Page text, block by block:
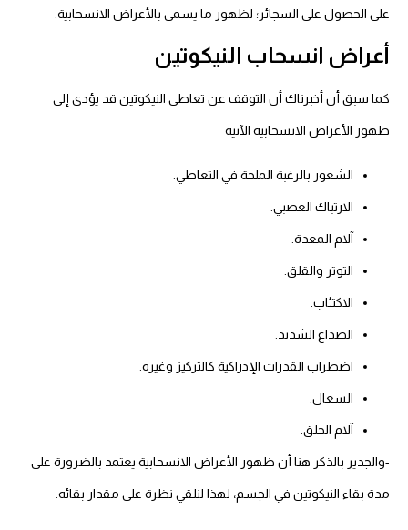
على الحصول على السجائر؛ لظهور ما يسمى بالأعراض الانسحابية.
أعراض انسحاب النيكوتين
كما سبق أن أخبرناك أن التوقف عن تعاطي النيكوتين قد يؤدي إلى
ظهور الأعراض الانسحابية الآتية
الشعور بالرغبة الملحة في التعاطي.
الارتباك العصبي.
آلام المعدة.
التوتر والقلق.
الاكتئاب.
الصداع الشديد.
اضطراب القدرات الإدراكية كالتركيز وغيره.
السعال.
آلام الحلق.
-والجدير بالذكر هنا أن ظهور الأعراض الانسحابية يعتمد بالضرورة على
مدة بقاء النيكوتين في الجسم، لهذا لنلقي نظرة على مقدار بقائه.